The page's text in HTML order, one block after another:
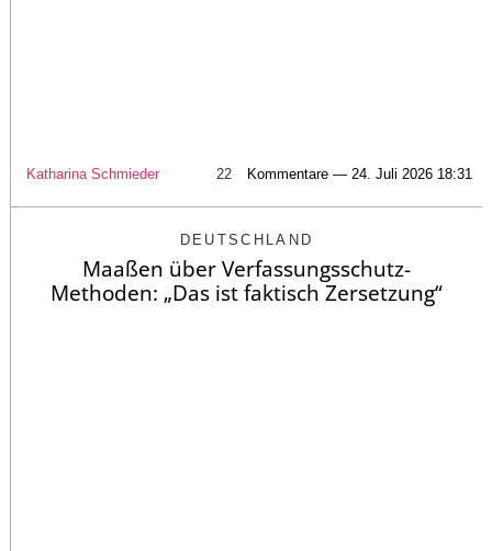
Katharina Schmieder 22 Kommentare — 24. Juli 2026 18:31
DEUTSCHLAND
Maaßen über Verfassungsschutz-
Methoden: „Das ist faktisch Zersetzung“